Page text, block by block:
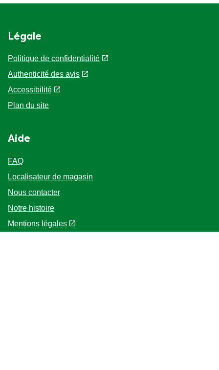
Légale
Politique de confidentialité
Authenticité des avis
Accessibilité
Plan du site
Aide
FAQ
Localisateur de magasin
Nous contacter
Notre histoire
Mentions légales